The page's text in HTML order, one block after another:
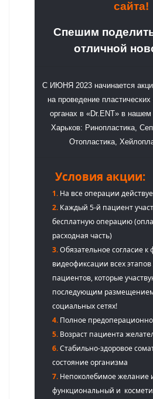
сайта!
Спешим
отличной
С ИЮНЯ 2023 начинается
на проведение
органах в «Dr.ENT» в
Харьков: Ринопластика,
Отопластика,
Условия акции:
1.На все операции
2.Каждый 5-й пациент
бесплатную операцию
расходная часть)
3.Обязательное согласие к
видеофиксации всех
пациентов, которые
последующим
социальных сетях!
4.Полное
5.Возраст пациента
6.Стабильно-здоровое
состояние организма
7.Непоколебимое желание
функциональный и